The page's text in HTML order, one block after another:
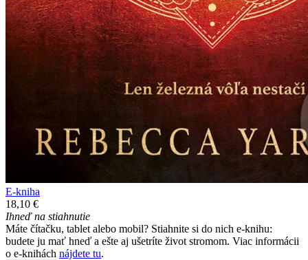
E-kniha
18,10 €
Ihneď na stiahnutie
Máte čítačku, tablet alebo mobil? Stiahnite si do nich e-knihu:
budete ju mať hneď a ešte aj ušetríte život stromom. Viac informácii
o e-knihách nájdete tu.